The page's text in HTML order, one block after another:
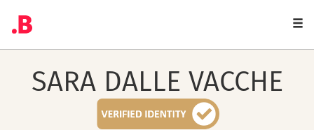
SARA DALLE VACCHE